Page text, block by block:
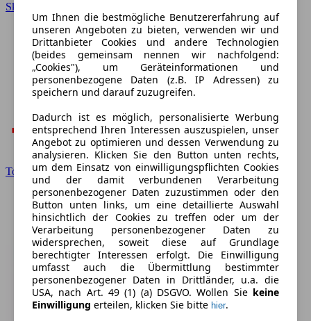
Skoda
Toyota
Um Ihnen die bestmögliche Benutzererfahrung auf
unseren Angeboten zu bieten, verwenden wir und
Drittanbieter Cookies und andere Technologien
(beides gemeinsam nennen wir nachfolgend:
„Cookies"), um Geräteinformationen und
personenbezogene Daten (z.B. IP Adressen) zu
speichern und darauf zuzugreifen.
Dadurch ist es möglich, personalisierte Werbung
entsprechend Ihren Interessen auszuspielen, unser
Angebot zu optimieren und dessen Verwendung zu
analysieren. Klicken Sie den Button unten rechts,
um dem Einsatz von einwilligungspflichten Cookies
und der damit verbundenen Verarbeitung
personenbezogener Daten zuzustimmen oder den
Button unten links, um eine detaillierte Auswahl
hinsichtlich der Cookies zu treffen oder um der
Verarbeitung personenbezogener Daten zu
widersprechen, soweit diese auf Grundlage
berechtigter Interessen erfolgt. Die Einwilligung
umfasst auch die Übermittlung bestimmter
personenbezogener Daten in Drittländer, u.a. die
USA, nach Art. 49 (1) (a) DSGVO. Wollen Sie keine
Einwilligung erteilen, klicken Sie bitte hier.